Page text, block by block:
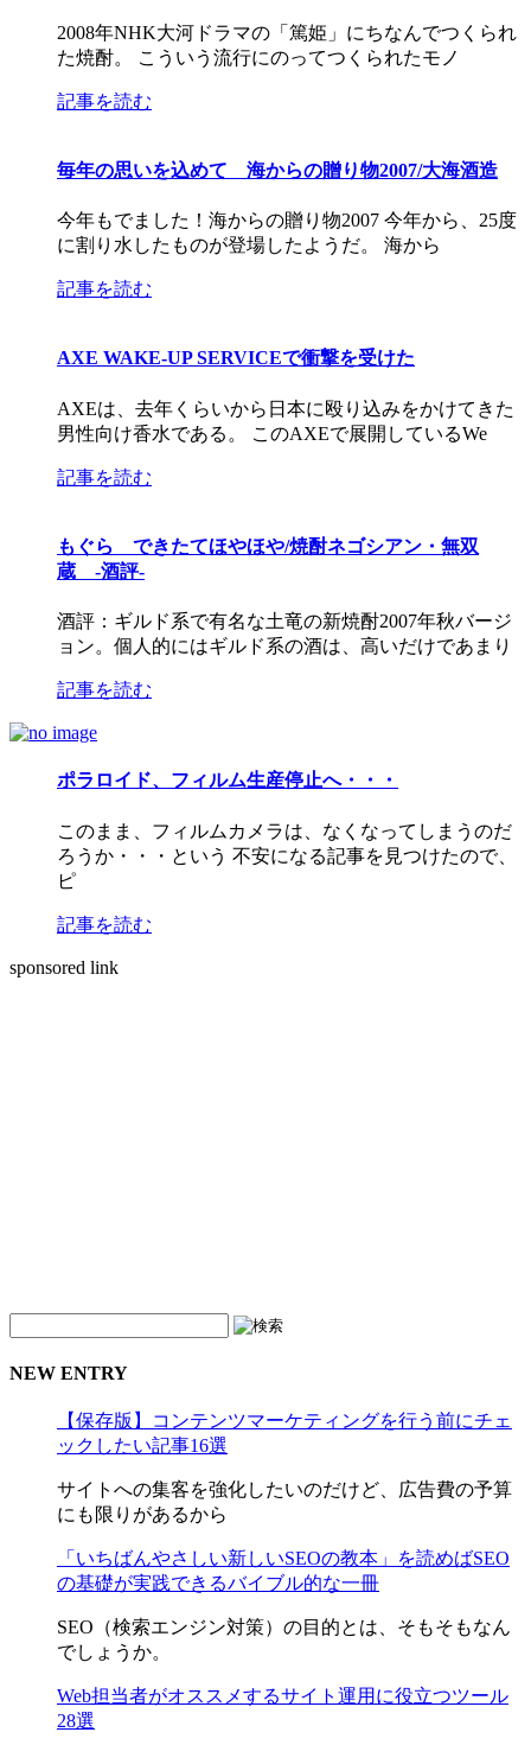
2008年NHK大河ドラマの「篤姫」にちなんでつくられ
た焼酎。 こういう流行にのってつくられたモノ
記事を読む
毎年の思いを込めて 海からの贈り物2007/大海酒造
今年もでました！海からの贈り物2007 今年から、25度
に割り水したものが登場したようだ。 海から
記事を読む
AXE WAKE-UP SERVICEで衝撃を受けた
AXEは、去年くらいから日本に殴り込みをかけてきた
男性向け香水である。 このAXEで展開しているWe
記事を読む
もぐら できたてほやほや/焼酎ネゴシアン・無双
蔵 -酒評-
酒評：ギルド系で有名な土竜の新焼酎2007年秋バージ
ョン。個人的にはギルド系の酒は、高いだけであまり
記事を読む
ポラロイド、フィルム生産停止へ・・・
このまま、フィルムカメラは、なくなってしまうのだ
ろうか・・・という 不安になる記事を見つけたので、
ピ
記事を読む
sponsored link
NEW ENTRY
【保存版】コンテンツマーケティングを行う前にチェ
ックしたい記事16選
サイトへの集客を強化したいのだけど、広告費の予算
にも限りがあるから
「いちばんやさしい新しいSEOの教本」を読めばSEO
の基礎が実践できるバイブル的な一冊
SEO（検索エンジン対策）の目的とは、そもそもなん
でしょうか。
Web担当者がオススメするサイト運用に役立つツール
28選